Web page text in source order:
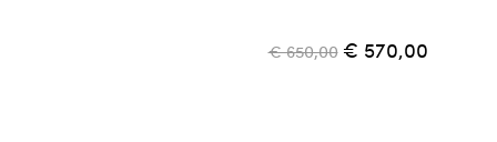
€ 650,00 € 570,00